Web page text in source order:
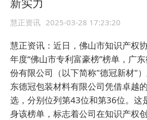
慧正资讯 2025-03-28 17:23:20
慧正资讯：近日，佛山市知识产权
年度“佛山市专利富豪榜”榜单，广
份有限公司（以下简称"德冠新材"
东德冠包装材料有限公司凭借卓越
选，分别位列第43位和第36位。这
身该榜单，标志着公司在知识产权